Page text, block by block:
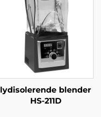
lydisolerende blender
HS-211D